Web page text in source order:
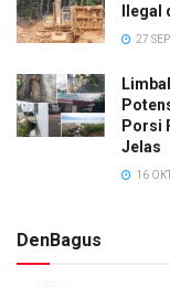
27
Porsi
Jelas
16
DenBagus